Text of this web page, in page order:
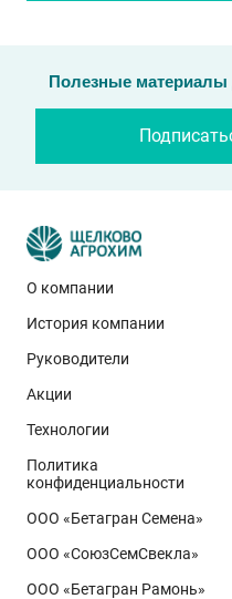
Полезные материалы
О компании
История компании
Руководители
Акции
Технологии
Политика
конфиденциальности
ООО «Бетагран Семена»
ООО «СоюзСемСвекла»
ООО «Бетагран Рамонь»